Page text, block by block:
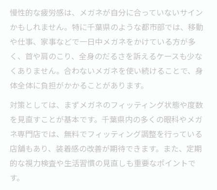
慢性的な疲労感は、メガネが自分に合っていないサイン
かもしれません。特に千葉県のような都市部では、移動
や仕事、家事などで一日中メガネをかけている方が多
く、首や肩のこり、全身のだるさを訴えるケースも少な
くありません。合わないメガネを使い続けることで、身
体全体に負担がかかることがあります。
対策としては、まずメガネのフィッティング状態や度数
を見直すことが基本です。千葉県内の多くの眼科やメガ
ネ専門店では、無料でフィッティング調整を行っている
店舗もあり、装着感の改善が期待できます。また、定期
的な視力検査や生活習慣の見直しも重要なポイントで
す。